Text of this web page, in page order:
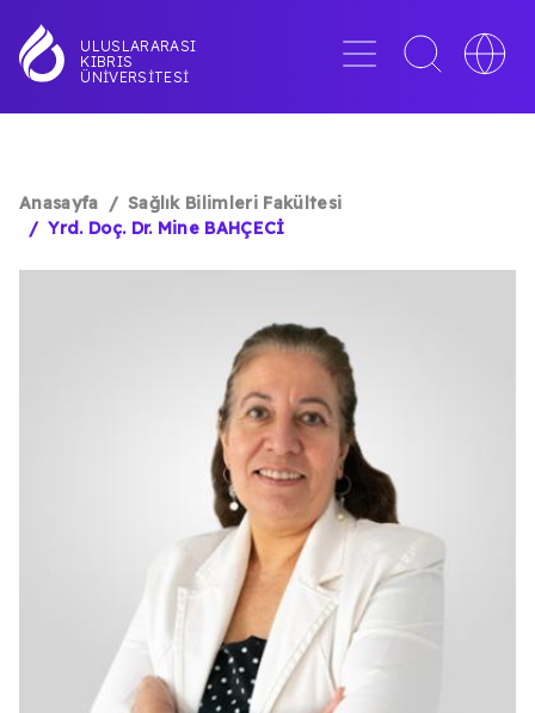
içeriğe
atla
ULUSLARARASI
KIBRIS
ÜNIVERSITESI
Menü
Toggle
search
Toggle
SAYFA
YOLU
Anasayfa
Sağlık Bilimleri Fakültesi
Yrd. Doç. Dr. Mine BAHÇECİ